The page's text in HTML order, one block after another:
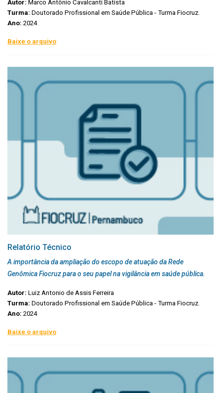
Autor: Marco Antônio Cavalcanti Batista
Turma: Doutorado Profissional em Saúde Pública - Turma Fiocruz.
Ano: 2024
Baixe o arquivo
Relatório Técnico
A importância da ampliação do escopo de atuação da Rede
Genômica Fiocruz para o seu papel na vigilância em saúde pública.
Autor: Luiz Antonio de Assis Ferreira
Turma: Doutorado Profissional em Saúde Pública - Turma Fiocruz.
Ano: 2024
Baixe o arquivo